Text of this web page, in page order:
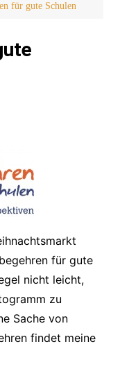
für gute Schulen
für gute
nicht leicht,
zu
Sache von
findet meine